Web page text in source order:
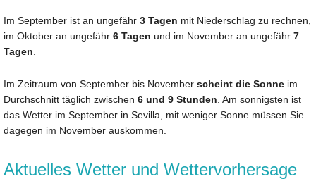
Im September ist an ungefähr 3 Tagen mit Niederschlag zu rechnen,
im Oktober an ungefähr 6 Tagen und im November an ungefähr 7
Tagen
Im Zeitraum von September bis November scheint die Sonne im
Durchschnitt täglich zwischen 6 und 9 Stunden . Am sonnigsten ist
das Wetter im September in Sevilla, mit weniger Sonne müssen Sie
dagegen im November auskommen.
Aktuelles Wetter und Wettervorhersage